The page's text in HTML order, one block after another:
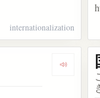
internationalization